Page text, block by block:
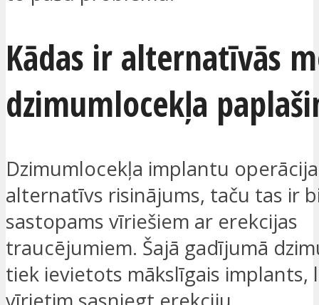
Kādas ir alternatīvās
dzimumlocekļa
Dzimumlocekļa implantu
alternatīvs risinājums, taču tas ir
sastopams vīriešiem ar erekcijas
traucējumiem. Šajā gadījumā
tiek ievietots mākslīgais implants,